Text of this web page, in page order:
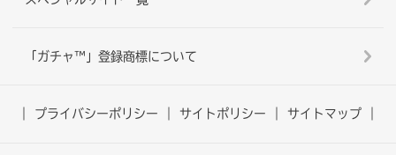
「ガチャ™」登録商標について
プライバシーポリシー サイトポリシー サイトマップ